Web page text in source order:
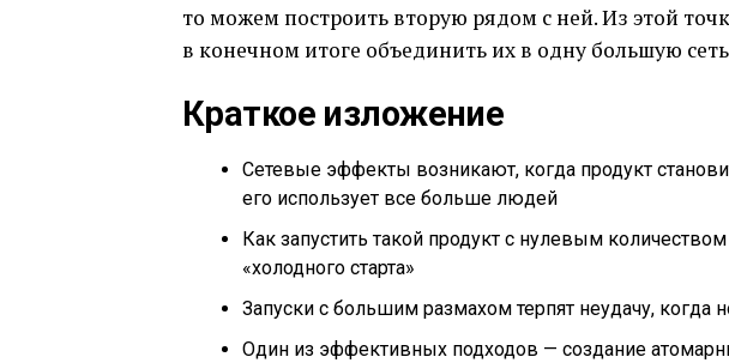
то можем построить вторую рядом с ней. Из этой
в конечном итоге объединить их в одну большую
Краткое изложение
Сетевые эффекты возникают, когда продукт
его использует все больше людей
Как запустить такой продукт с нулевым
«холодного старта»
Запуски с большим размахом терпят неудачу, когда
Один из эффективных подходов — создание